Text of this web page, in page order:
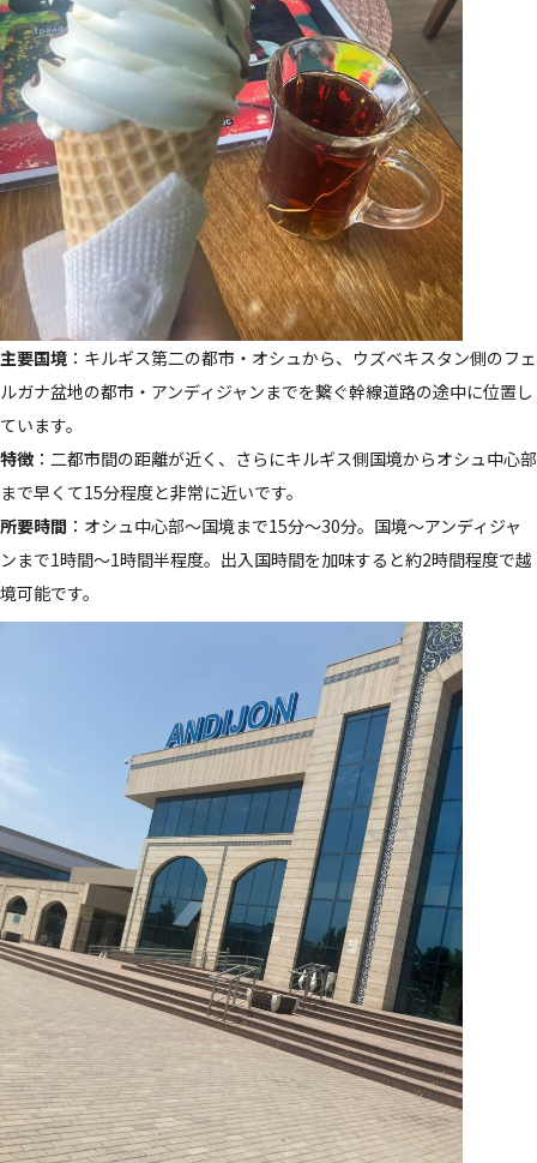
主要国境 ：キルギス第二の都市・オシュから、ウズベキスタン側のフェ
ルガナ盆地の都市・アンディジャンまでを繋ぐ幹線道路の途中に位置し
ています。
特徴 ：二都市間の距離が近く、さらにキルギス側国境からオシュ中心部
まで早くて15分程度と非常に近いです。
所要時間 ：オシュ中心部～国境まで15分～30分。国境～アンディジャ
ンまで1時間～1時間半程度。出入国時間を加味すると約2時間程度で越
境可能です。